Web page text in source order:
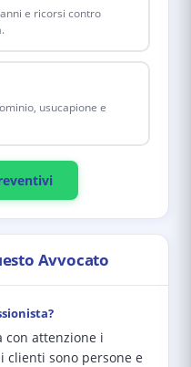
e ricorsi contro
usucapione e
Avvocato
con attenzione i
clienti sono persone e